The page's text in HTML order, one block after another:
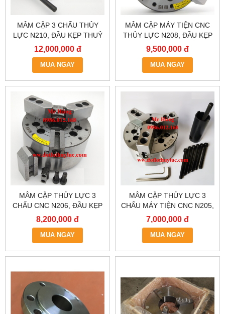
MÂM CẶP 3 CHẤU THỦY
LỰC N210, ĐẦU KẸP THUỶ
LỰC MÁY TIỆN, LATO THUỶ
LỰC, MÂM CẶP 3 CHẤU
THỦY LỰC
12,000,000 đ
MUA NGAY
MÂM CẶP MÁY TIỆN CNC
THỦY LỰC N208, ĐẦU KẸP
THUỶ LỰC MÁY TIỆN, LATO
THUỶ LỰC, MÂM CẶP 3
CHẤU THỦY LỰC
9,500,000 đ
MUA NGAY
MÂM CẶP THỦY LỰC 3
CHẤU CNC N206, ĐẦU KẸP
THUỶ LỰC MÁY TIỆN, LATO
THUỶ LỰC, MÂM CẶP 3
CHẤU THỦY LỰC, MÂM
THUỶ LỰC.
8,200,000 đ
MUA NGAY
MÂM CẶP THỦY LỰC 3
CHẤU MÁY TIỆN CNC N205,
ĐẦU KẸP THUỶ LỰC MÁY
TIỆN, LATO THUỶ LỰC MÁY
TIỆN, MÂM CẶP 3 CHẤU
THỦY LỰC
7,000,000 đ
MUA NGAY